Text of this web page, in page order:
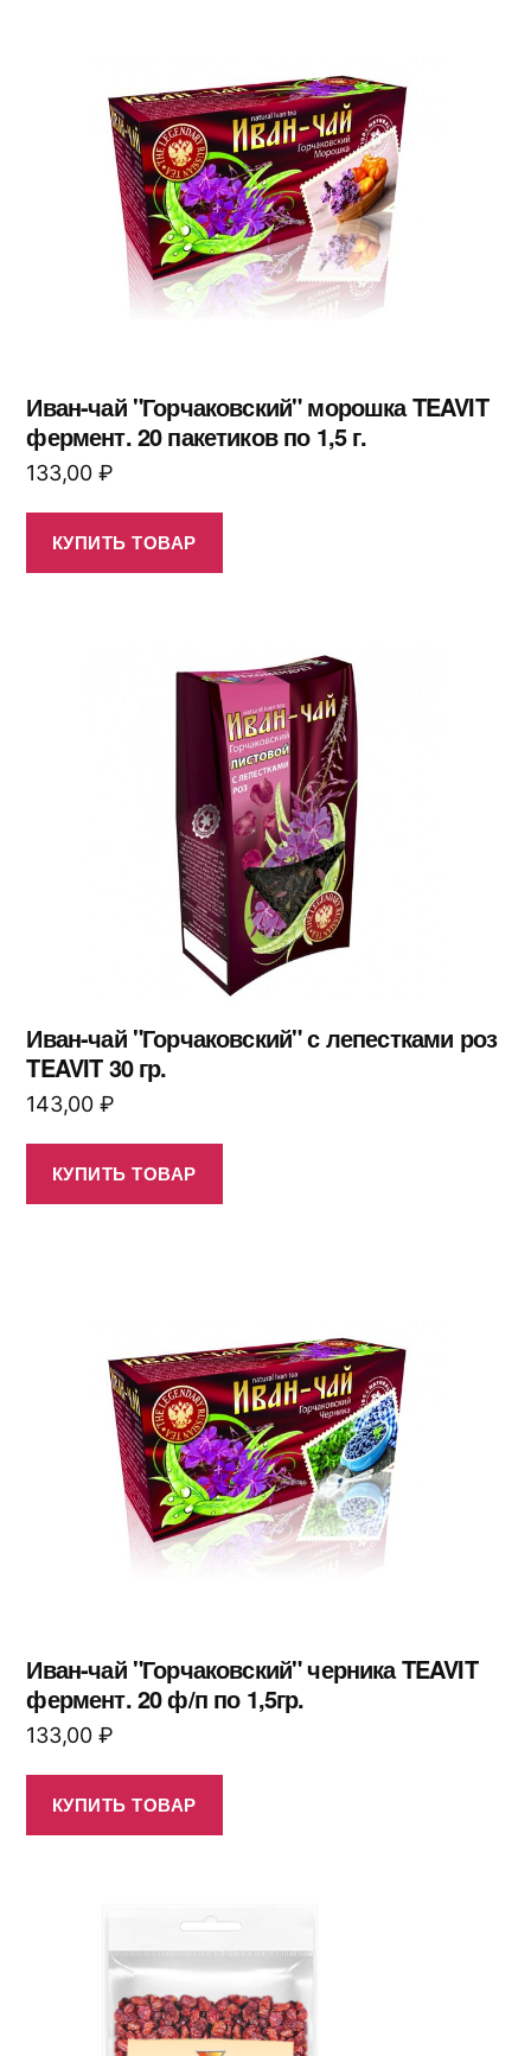
Иван-чай "Горчаковский" морошка TEAVIT
фермент. 20 пакетиков по 1,5 г.
133,00 ₽
КУПИТЬ ТОВАР
Иван-чай "Горчаковский" с лепестками роз
TEAVIT 30 гр.
143,00 ₽
КУПИТЬ ТОВАР
Иван-чай "Горчаковский" черника TEAVIT
фермент. 20 ф/п по 1,5гр.
133,00 ₽
КУПИТЬ ТОВАР